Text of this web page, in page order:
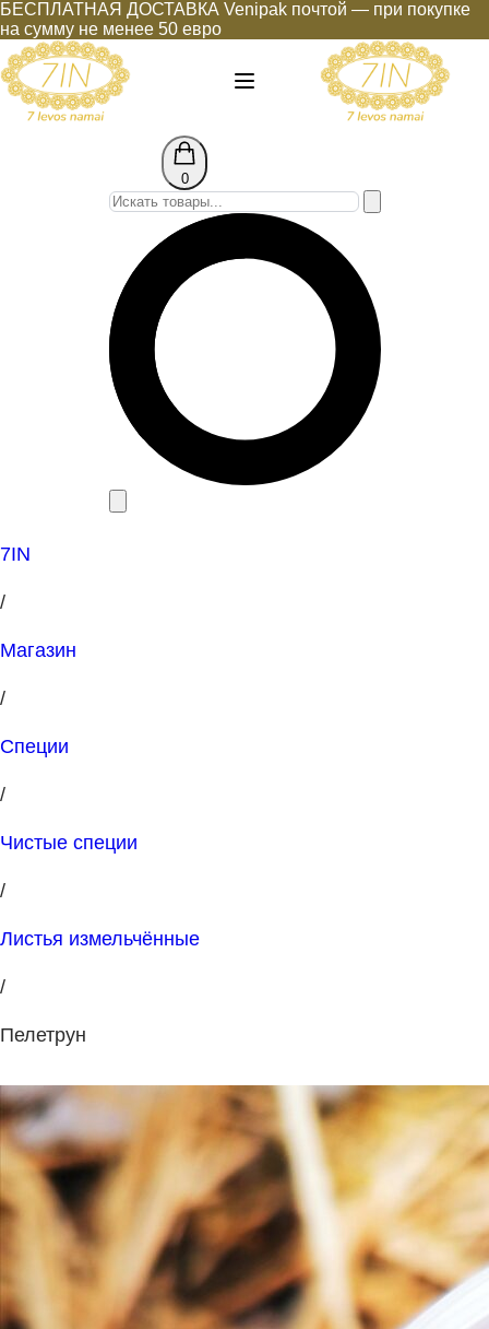
БЕСПЛАТНАЯ ДОСТАВКА Venipak почтой — при покупке
на сумму не менее 50 евро
0
7IN
/
Магазин
/
Специи
/
Чистые специи
/
Листья измельчённые
/
Пелетрун